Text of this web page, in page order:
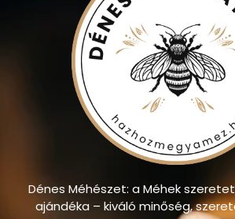
Dénes Méhészet: a Méhek
ajándéka – kiváló minőség,